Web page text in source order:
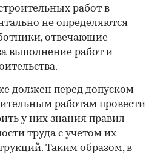
работ в
не определяются
отвечающие
выполнение работ и
должен перед допуском
работам провести
у них знания правил
труда с учетом их
Таким образом, в